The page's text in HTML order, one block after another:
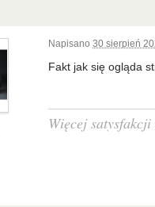
Napisano 30 sierpień
Fakt jak się ogląda
Więcej